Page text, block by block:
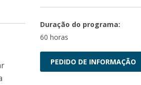
Duração do programa:
60 horas
PEDIDO DE INFORMAÇÃO